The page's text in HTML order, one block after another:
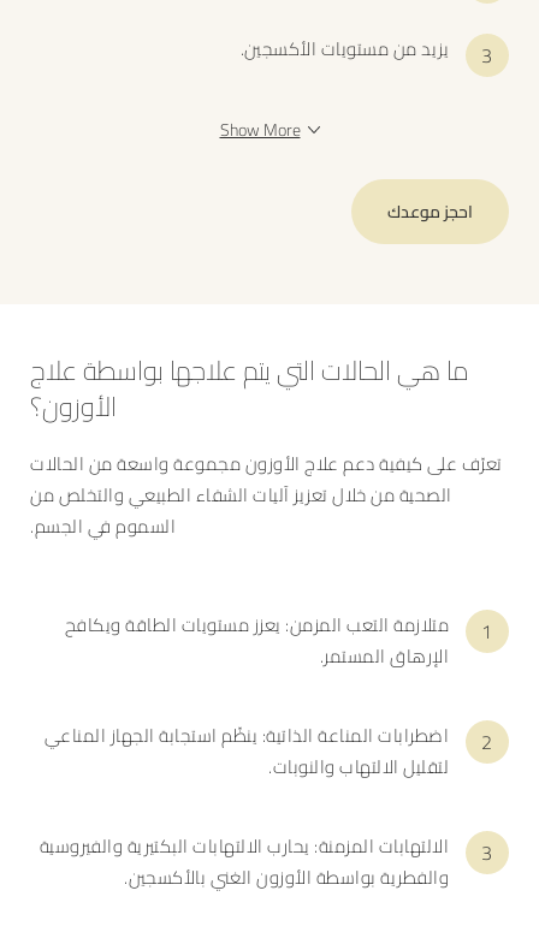
يزيد من مستويات الأكسجين.
Show More
احجز موعدك
ما هي الحالات التي يتم علاجها بواسطة علاج
الأوزون؟
تعرّف على كيفية دعم علاج الأوزون مجموعة واسعة من الحالات
الصحية من خلال تعزيز آليات الشفاء الطبيعي والتخلص من
السموم في الجسم.
متلازمة التعب المزمن: يعزز مستويات الطاقة ويكافح
الإرهاق المستمر.
اضطرابات المناعة الذاتية: ينظّم استجابة الجهاز المناعي
لتقليل الالتهاب والنوبات.
الالتهابات المزمنة: يحارب الالتهابات البكتيرية والفيروسية
والفطرية بواسطة الأوزون الغني بالأكسجين.